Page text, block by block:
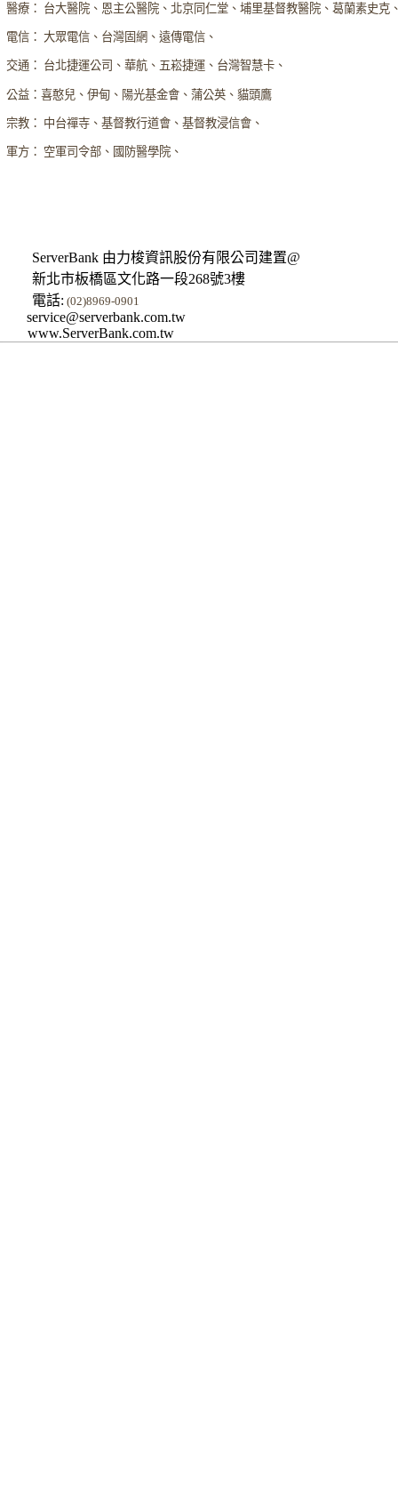
醫療： 台大醫院、恩主公醫院、北京同仁堂、埔里基督教醫院、葛蘭素史克
電信： 大眾電信、台灣固網、遠傳電信、
交通： 台北捷運公司、華航、五崧捷運、台灣智慧卡、
公益：喜憨兒、伊甸、陽光基金會、蒲公英、貓頭鷹
宗教： 中台禪寺、基督教行道會、基督教浸信會、
軍方： 空軍司令部、國防醫學院、
ServerBank 由力梭資訊股份有限公司建置@
新北市板橋區文化路一段268號3樓
電話: (02)8969-0901
service@serverbank.com.tw
www.ServerBank.com.tw